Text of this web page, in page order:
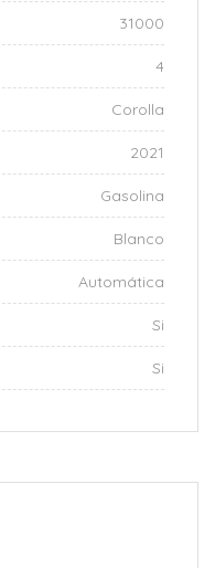
31000
4
Corolla
2021
Gasolina
Blanco
Automática
Si
Si